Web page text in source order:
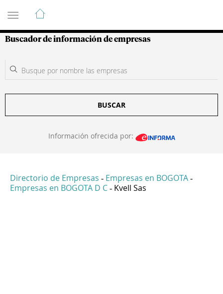
Guía de Empresas Colombianas
Buscador de información de empresas
BUSCAR
Información ofrecida por:
Directorio de Empresas - Empresas en BOGOTA -
Empresas en BOGOTA D C - Kvell Sas